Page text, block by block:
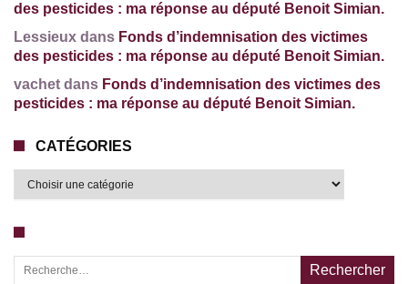
des pesticides : ma réponse au député Benoit Simian.
Lessieux dans Fonds d’indemnisation des victimes
des pesticides : ma réponse au député Benoit Simian.
vachet dans Fonds d’indemnisation des victimes des
pesticides : ma réponse au député Benoit Simian.
CATÉGORIES
Recherche pour :